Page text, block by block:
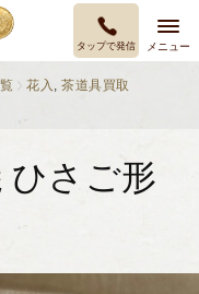
タップで発信 メニュー
花入 , 茶道具買取
ひさご形